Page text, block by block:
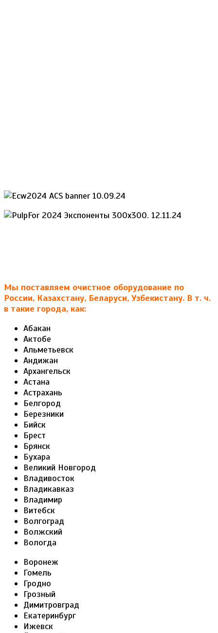
Мы поставляем очистное оборудование по
России, Казахстану, Беларуси, Узбекистану. В т. ч.
в такие города, как:
Абакан
Актобе
Альметьевск
Андижан
Архангельск
Астана
Астрахань
Белгород
Березники
Бийск
Брест
Брянск
Бухара
Великий Новгород
Владивосток
Владикавказ
Владимир
Витебск
Волгоград
Волжский
Вологда
Воронеж
Гомель
Гродно
Грозный
Димитровград
Екатеринбург
Ижевск